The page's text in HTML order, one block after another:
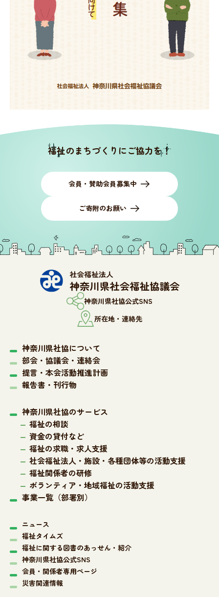
福祉のまちづくりにご協力を！
会員・賛助会員募集中
ご寄附のお願い
神奈川県社協公式SNS
所在地・連絡先
神奈川県社協について
部会・協議会・連絡会
提言・本会活動推進計画
報告書・刊行物
神奈川県社協のサービス
福祉の相談
資金の貸付など
福祉の求職・求人支援
社会福祉法人・施設・各種団体等の活動支援
福祉関係者の研修
ボランティア・地域福祉の活動支援
事業一覧（部署別）
ニュース
福祉タイムズ
福祉に関する図書のあっせん・紹介
神奈川県社協公式SNS
会員・関係者専用ページ
災害関連情報
所在地・連絡先
サイト内検索 Language
サイトマップ
サイト内検索
個人情報保護について
アクセシビリティについて